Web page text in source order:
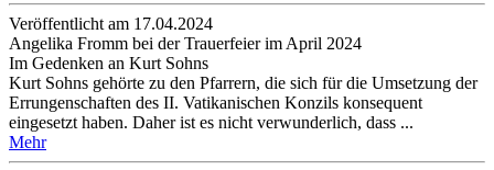
Veröffentlicht am 17­.04.2024
Angelika Fromm bei der Trauerfeier im April 2024
Im Gedenken an Kurt Sohns
Kurt Sohns gehörte zu den Pfarrern, die sich für die Umsetzung der
Errungenschaften des II. Vatikanischen Konzils konsequent
eingesetzt haben. Daher ist es nicht verwunderlich, dass ...
Mehr